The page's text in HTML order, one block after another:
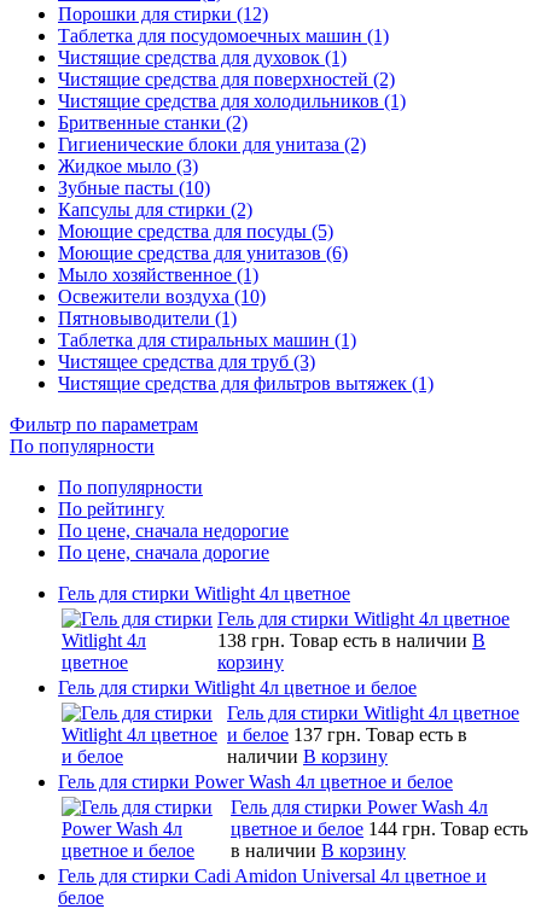
Порошки для стирки (12)
Таблетка для посудомоечных машин (1)
Чистящие средства для духовок (1)
Чистящие средства для поверхностей (2)
Чистящие средства для холодильников (1)
Бритвенные станки (2)
Гигиенические блоки для унитаза (2)
Жидкое мыло (3)
Зубные пасты (10)
Капсулы для стирки (2)
Моющие средства для посуды (5)
Моющие средства для унитазов (6)
Мыло хозяйственное (1)
Освежители воздуха (10)
Пятновыводители (1)
Таблетка для стиральных машин (1)
Чистящее средства для труб (3)
Чистящие средства для фильтров вытяжек (1)
Фильтр по параметрам
По популярности
По популярности
По рейтингу
По цене, сначала недорогие
По цене, сначала дорогие
Гель для стирки Witlight 4л цветное
Гель для стирки Witlight 4л цветное
138 грн. Товар есть в наличии В
корзину
Гель для стирки Witlight 4л цветное и белое
Гель для стирки Witlight 4л цветное
и белое 137 грн. Товар есть в
наличии В корзину
Гель для стирки Power Wash 4л цветное и белое
Гель для стирки Power Wash 4л
цветное и белое 144 грн. Товар есть
в наличии В корзину
Гель для стирки Cadi Amidon Universal 4л цветное и
белое